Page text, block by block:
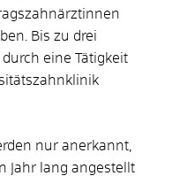
Bis zu drei
eine Tätigkeit
nur anerkannt,
Jahr lang angestellt